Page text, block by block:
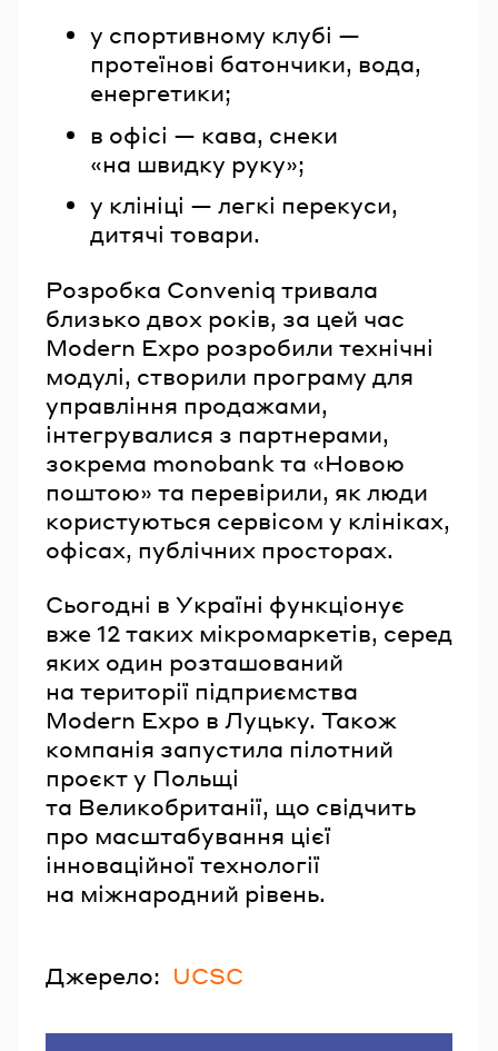
у спортивному клубі —
протеїнові батончики, вода,
енергетики;
в офісі — кава, снеки
«на швидку руку»;
у клініці — легкі перекуси,
дитячі товари.
Розробка Conveniq тривала
близько двох років, за цей час
Modern Expo розробили технічні
модулі, створили програму для
управління продажами,
інтегрувалися з партнерами,
зокрема monobank та «Новою
поштою» та перевірили, як люди
користуються сервісом у клініках,
офісах, публічних просторах.
Сьогодні в Україні функціонує
вже 12 таких мікромаркетів, серед
яких один розташований
на території підприємства
Modern Expo в Луцьку. Також
компанія запустила пілотний
проєкт у Польщі
та Великобританії, що свідчить
про масштабування цієї
інноваційної технології
на міжнародний рівень.
Джерело: UCSC